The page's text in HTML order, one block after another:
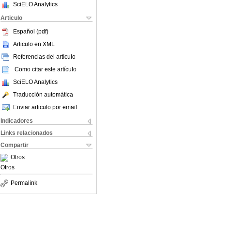
SciELO Analytics
Articulo
Español (pdf)
Articulo en XML
Referencias del artículo
Como citar este artículo
SciELO Analytics
Traducción automática
Enviar articulo por email
Indicadores
Links relacionados
Compartir
Otros
Otros
Permalink